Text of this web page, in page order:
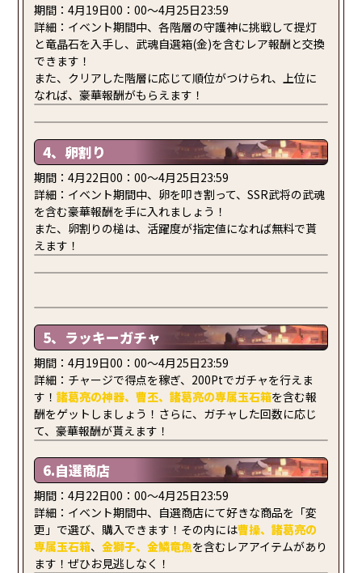
期間：4月19日00：00～4月25日23:59
詳細：イベント期間中、各階層の守護神に挑戦して提灯
と竜晶石を入手し、武魂自選箱(金)を含むレア報酬と交換
できます！
また、クリアした階層に応じて順位がつけられ、上位に
なれば、豪華報酬がもらえます！
4、卵割り
期間：4月22日00：00～4月25日23:59
詳細：イベント期間中、卵を叩き割って、SSR武将の武魂
を含む豪華報酬を手に入れましょう！
また、卵割りの槌は、活躍度が指定値になれば無料で貰
えます！
5、ラッキーガチャ
期間：4月19日00：00～4月25日23:59
詳細：チャージで得点を稼ぎ、200Ptでガチャを行えま
す！諸葛亮の神器、曹丕、諸葛亮の専属玉石箱を含む報
酬をゲットしましょう！さらに、ガチャした回数に応じ
て、豪華報酬が貰えます！
6.自選商店
期間：4月22日00：00～4月25日23:59
詳細：イベント期間中、自選商店にて好きな商品を「変
更」で選び、購入できます！その内には曹操、諸葛亮の
専属玉石箱、金獅子、金鱗竜魚を含むレアアイテムがあり
ます！ぜひお見逃しなく！